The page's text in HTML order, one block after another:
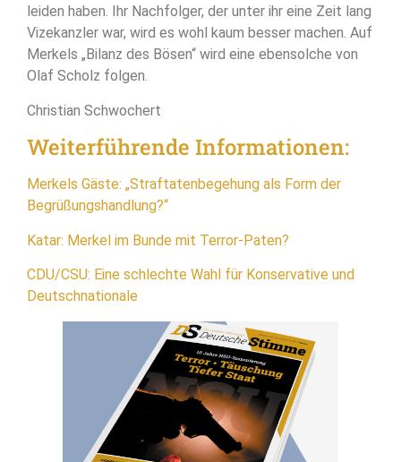
leiden haben. Ihr Nachfolger, der unter ihr eine Zeit lang
Vizekanzler war, wird es wohl kaum besser machen. Auf
Merkels „Bilanz des Bösen“ wird eine ebensolche von
Olaf Scholz folgen.
Christian Schwochert
Weiterführende Informationen:
Merkels Gäste: „Straftatenbegehung als Form der
Begrüßungshandlung?“
Katar: Merkel im Bunde mit Terror-Paten?
CDU/CSU: Eine schlechte Wahl für Konservative und
Deutschnationale